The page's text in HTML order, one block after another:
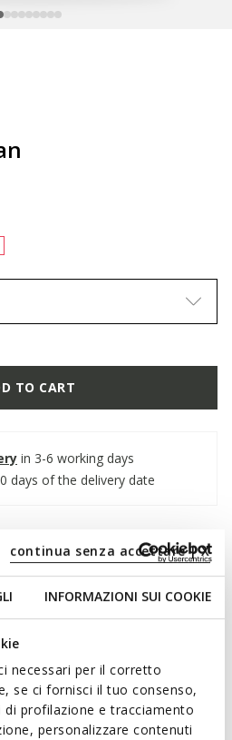
INFORMAZIONI SUI COOKIE
necessari per il corretto
se ci fornisci il tuo consenso,
profilazione e tracciamento
personalizzare contenuti
continua senza accettare | X
TO CART
in 3-6 working days
days of the delivery date
attitude. Made from soft nappa
warm season.